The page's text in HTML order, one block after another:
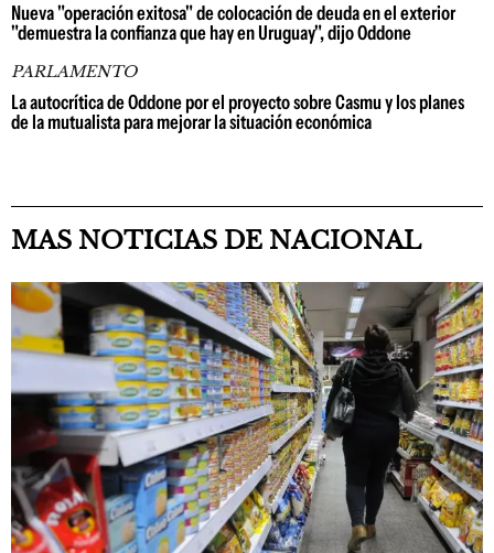
Nueva "operación exitosa" de colocación de deuda en el exterior
"demuestra la confianza que hay en Uruguay", dijo Oddone
PARLAMENTO
La autocrítica de Oddone por el proyecto sobre Casmu y los planes
de la mutualista para mejorar la situación económica
MAS NOTICIAS DE NACIONAL